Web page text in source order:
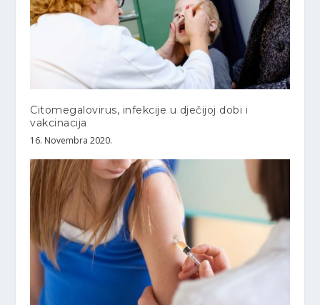
Citomegalovirus, infekcije u dječijoj dobi i
vakcinacija
16. Novembra 2020.